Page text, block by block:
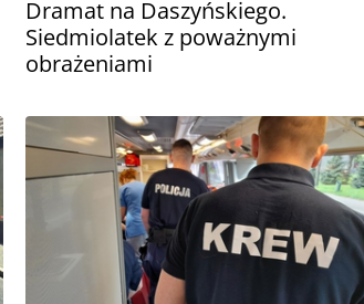
Dramat na Daszyńskiego.
Siedmiolatek z poważnymi
obrażeniami